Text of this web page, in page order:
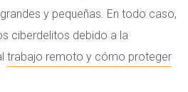
y pequeñas. En todo caso,
ciberdelitos debido a la
trabajo remoto y cómo proteger